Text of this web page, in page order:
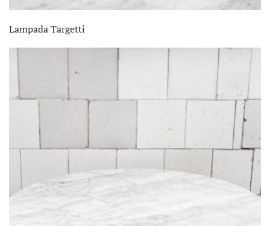
Lampada Targetti